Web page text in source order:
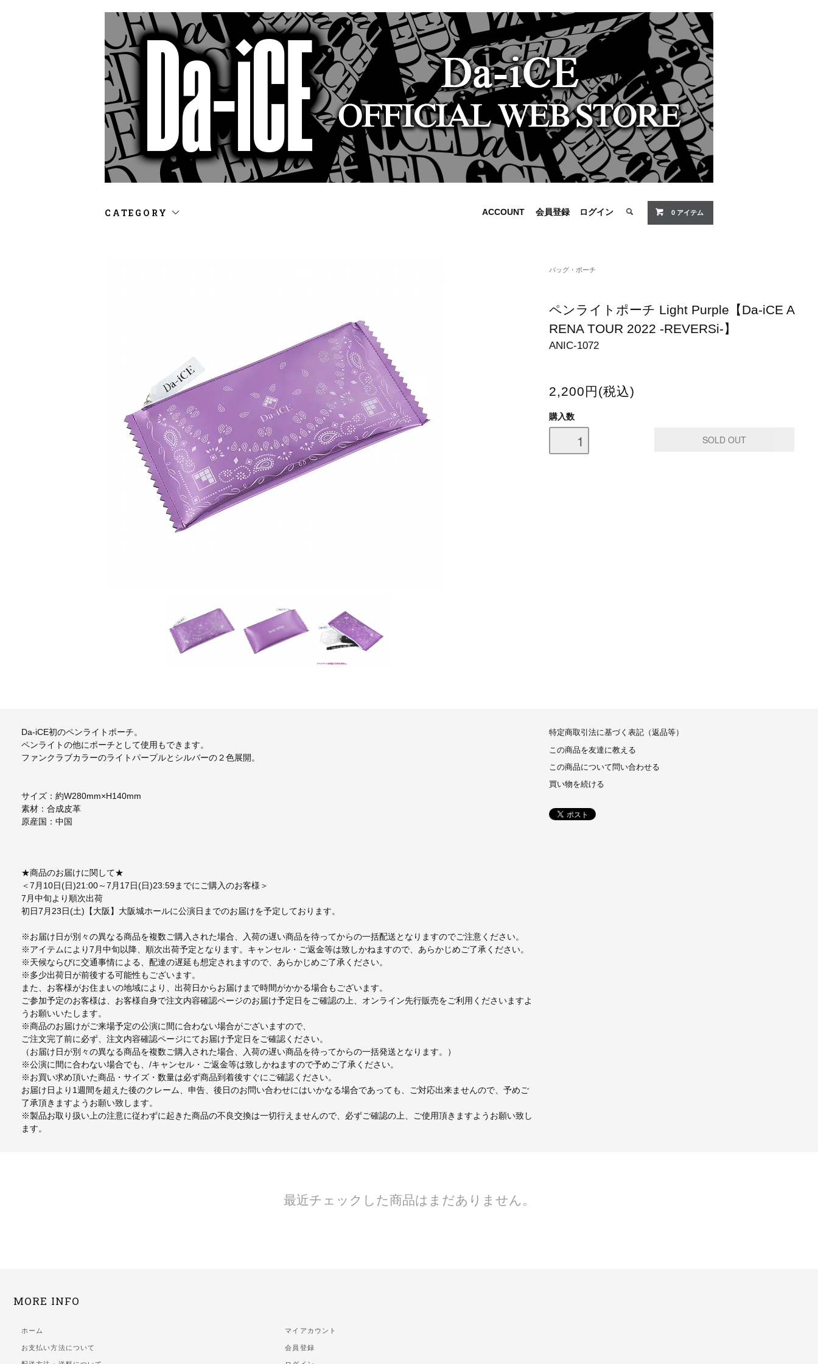
CATEGORY ACCOUNT 会員登録 ログイン 0 アイテム
バッグ・ポーチ
ペンライトポーチ Light Purple【Da-iCE A
RENA TOUR 2022 -REVERSi-】
ANIC-1072
2,200円(税込)
購入数
Da-iCE初のペンライトポーチ。
ペンライトの他にポーチとして使用もできます。
ファンクラブカラーのライトパープルとシルバーの２色展開。
サイズ：約W280mm×H140mm
素材：合成皮革
原産国：中国
★商品のお届けに関して★
＜7月10日(日)21:00～7月17日(日)23:59までにご購入のお客様＞
7月中旬より順次出荷
初日7月23日(土)【大阪】大阪城ホールに公演日までのお届けを予定しております。
※お届け日が別々の異なる商品を複数ご購入された場合、入荷の遅い商品を待ってからの一括配送となりますのでご注意ください。
※アイテムにより7月中旬以降、順次出荷予定となります。キャンセル・ご返金等は致しかねますので、あらかじめご了承ください。
※天候ならびに交通事情による、配達の遅延も想定されますので、あらかじめご了承ください。
※多少出荷日が前後する可能性もございます。
また、お客様がお住まいの地域により、出荷日からお届けまで時間がかかる場合もございます。
ご参加予定のお客様は、お客様自身で注文内容確認ページのお届け予定日をご確認の上、オンライン先行販売をご利用くださいますよ
うお願いいたします。
※商品のお届けがご来場予定の公演に間に合わない場合がございますので、
ご注文完了前に必ず、注文内容確認ページにてお届け予定日をご確認ください。
（お届け日が別々の異なる商品を複数ご購入された場合、入荷の遅い商品を待ってからの一括発送となります。）
※公演に間に合わない場合でも、/キャンセル・ご返金等は致しかねますので予めご了承ください。
※お買い求め頂いた商品・サイズ・数量は必ず商品到着後すぐにご確認ください。
お届け日より1週間を超えた後のクレーム、申告、後日のお問い合わせにはいかなる場合であっても、ご対応出来ませんので、予めご
了承頂きますようお願い致します。
※製品お取り扱い上の注意に従わずに起きた商品の不良交換は一切行えませんので、必ずご確認の上、ご使用頂きますようお願い致し
ます。
特定商取引法に基づく表記（返品等）
この商品を友達に教える
この商品について問い合わせる
買い物を続ける
最近チェックした商品はまだありません。
MORE INFO
ホーム
お支払い方法について
マイアカウント
会員登録